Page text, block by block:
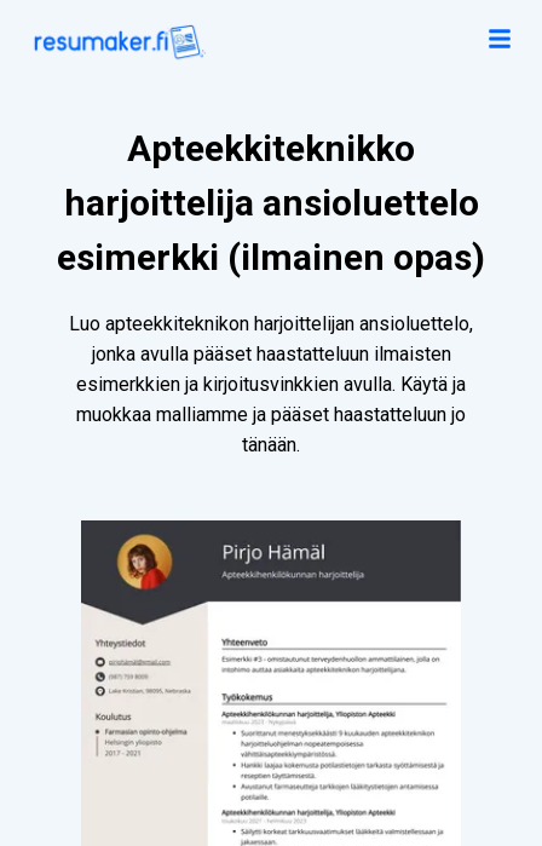
Apteekkiteknikko
harjoittelija ansioluettelo
esimerkki (ilmainen opas)
Luo apteekkiteknikon harjoittelijan ansioluettelo,
jonka avulla pääset haastatteluun ilmaisten
esimerkkien ja kirjoitusvinkkien avulla. Käytä ja
muokkaa malliamme ja pääset haastatteluun jo
tänään.